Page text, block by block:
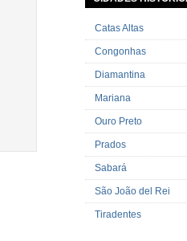
cebolinha Pimenta […]
Catas Altas
Congonhas
Diamantina
Mariana
Ouro Preto
Prados
Sabará
São João del Rei
Tiradentes